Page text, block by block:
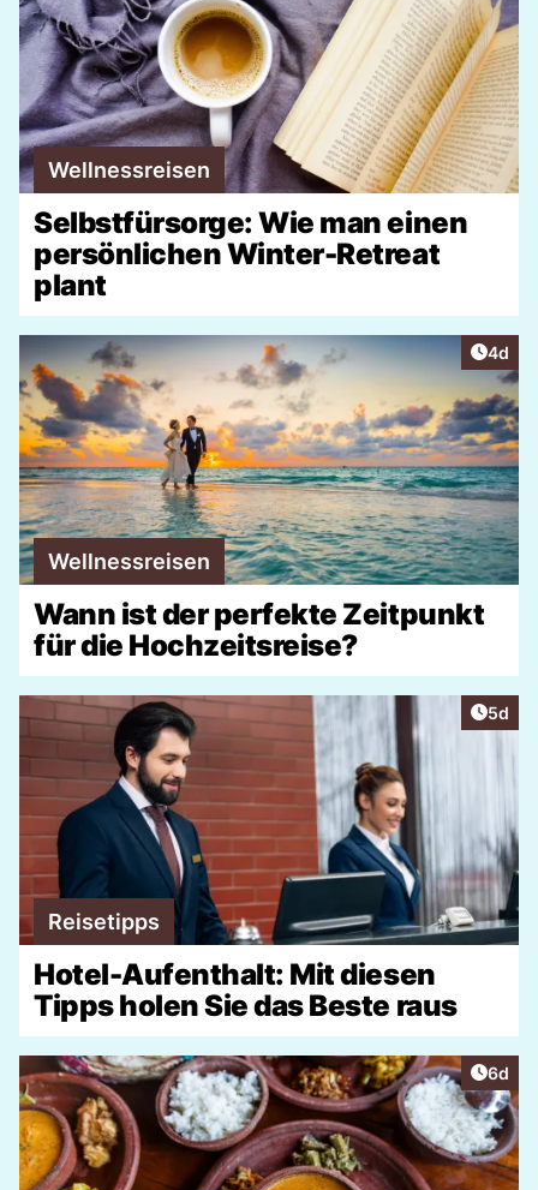
Wellnessreisen
Selbstfürsorge: Wie man einen
persönlichen Winter-Retreat
plant
4d
Wellnessreisen
Wann ist der perfekte Zeitpunkt
für die Hochzeitsreise?
5d
Reisetipps
Hotel-Aufenthalt: Mit diesen
Tipps holen Sie das Beste raus
6d